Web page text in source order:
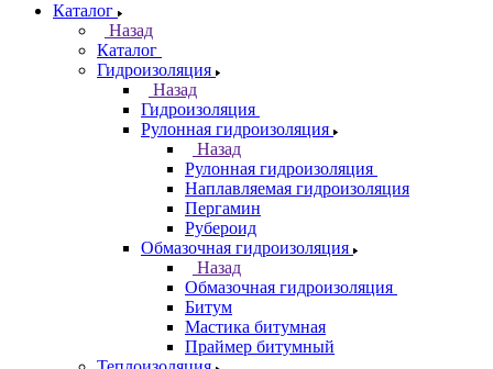
Каталог
Назад
Каталог
Гидроизоляция
Назад
Гидроизоляция
Рулонная гидроизоляция
Назад
Рулонная гидроизоляция
Наплавляемая гидроизоляция
Пергамин
Рубероид
Обмазочная гидроизоляция
Назад
Обмазочная гидроизоляция
Битум
Мастика битумная
Праймер битумный